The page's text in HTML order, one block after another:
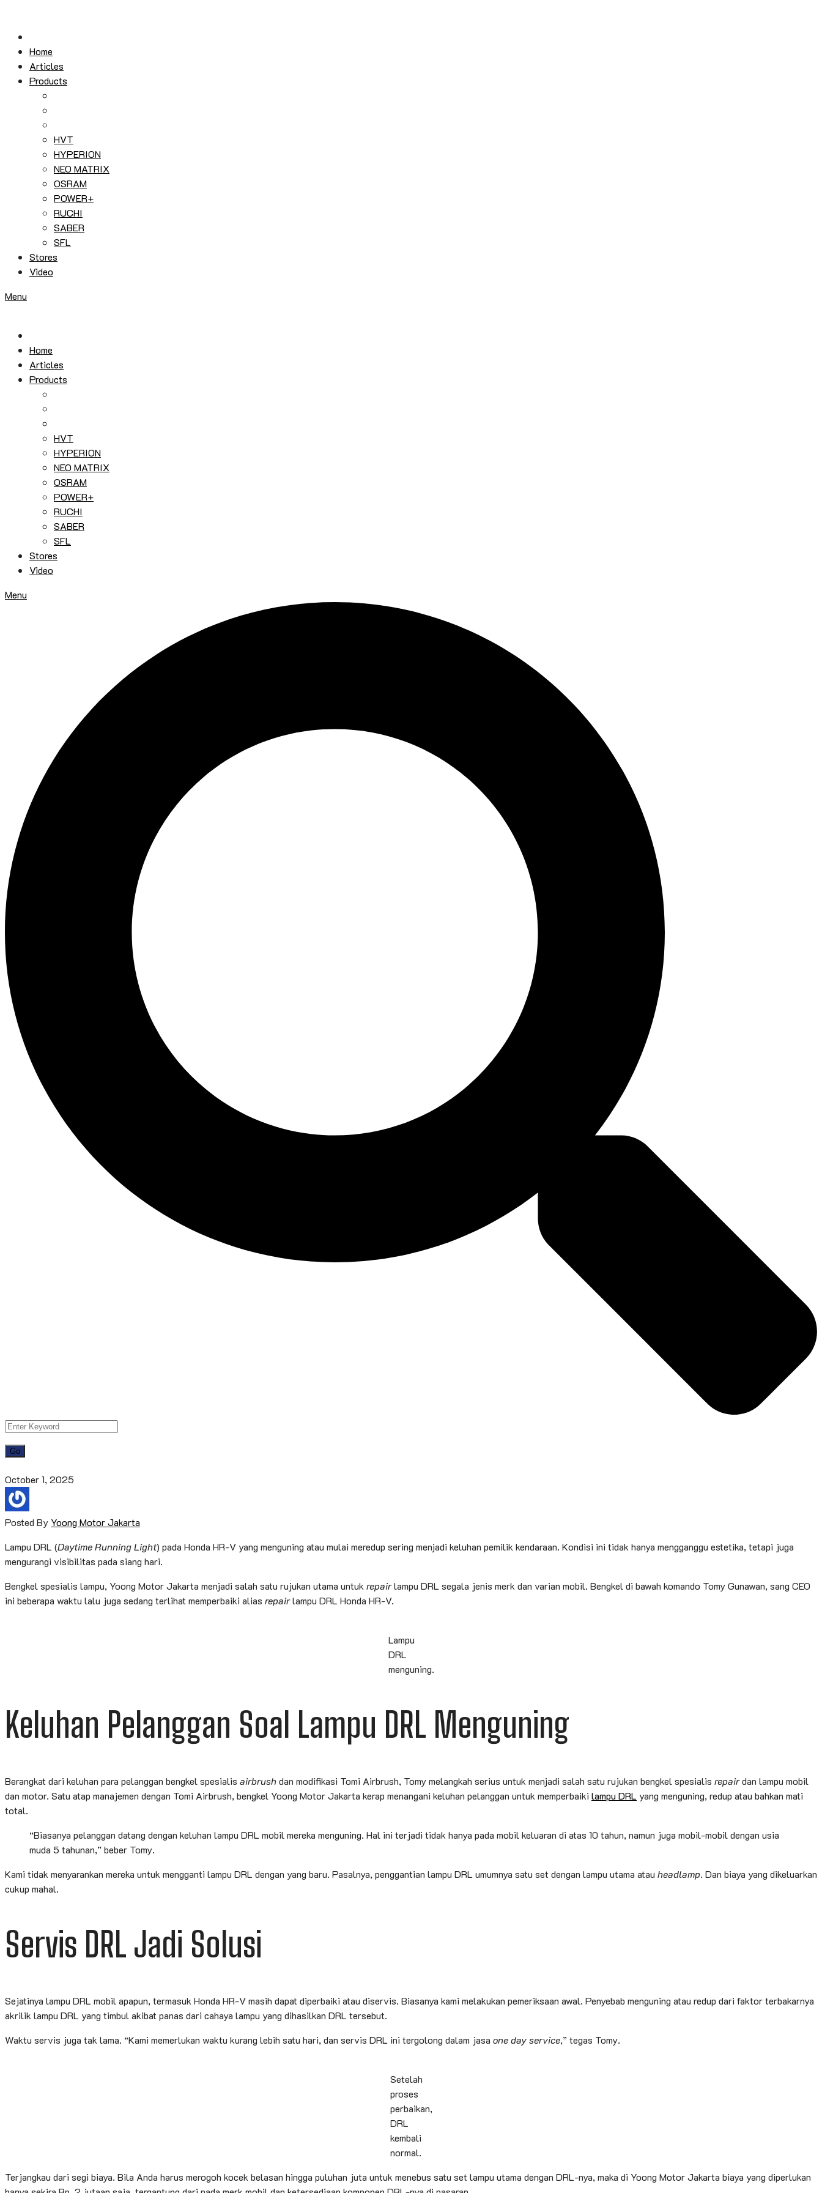
content
Home
Articles
Products
HVT
HYPERION
NEO MATRIX
OSRAM
POWER+
RUCHI
SABER
SFL
Stores
Video
Menu
Home
Articles
Products
HVT
HYPERION
NEO MATRIX
OSRAM
POWER+
RUCHI
SABER
SFL
Stores
Video
Menu
October 1, 2025
Posted By Yoong Motor Jakarta
Lampu DRL (Daytime Running Light) pada Honda HR-V yang menguning atau mulai meredup sering menjadi keluhan pemilik kendaraan. Kondisi ini tidak hanya mengganggu estetika, tetapi juga
mengurangi visibilitas pada siang hari.
Bengkel spesialis lampu, Yoong Motor Jakarta menjadi salah satu rujukan utama untuk repairlampu DRL segala jenis merk dan varian mobil. Bengkel di bawah komando Tomy Gunawan, sang CEO
ini beberapa waktu lalu juga sedang terlihat memperbaiki alias repairlampu DRL Honda HR-V.
Lampu
DRL
menguning.
Keluhan Pelanggan Soal Lampu DRL Menguning
Berangkat dari keluhan para pelanggan bengkel spesialis airbrushdan modifikasi Tomi Airbrush, Tomy melangkah serius untuk menjadi salah satu rujukan bengkel spesialis repairdan lampu mobil
dan motor. Satu atap manajemen dengan Tomi Airbrush, bengkel Yoong Motor Jakarta kerap menangani keluhan pelanggan untuk memperbaiki lampu DRL yang menguning, redup atau bahkan mati
total.
“Biasanya pelanggan datang dengan keluhan lampu DRL mobil mereka menguning. Hal ini terjadi tidak hanya pada mobil keluaran di atas 10 tahun, namun juga mobil-mobil dengan usia
muda 5 tahunan,” beber Tomy.
Kami tidak menyarankan mereka untuk mengganti lampu DRL dengan yang baru. Pasalnya, penggantian lampu DRL umumnya satu set dengan lampu utama atau headlamp. Dan biaya yang dikeluarkan
cukup mahal.
Servis DRL Jadi Solusi
Sejatinya lampu DRL mobil apapun, termasuk Honda HR-V masih dapat diperbaiki atau diservis. Biasanya kami melakukan pemeriksaan awal. Penyebab menguning atau redup dari faktor terbakarnya
akrilik lampu DRL yang timbul akibat panas dari cahaya lampu yang dihasilkan DRL tersebut.
Waktu servis juga tak lama. “Kami memerlukan waktu kurang lebih satu hari, dan servis DRL ini tergolong dalam jasa one day service,” tegas Tomy.
Setelah
proses
perbaikan,
DRL
kembali
normal.
Terjangkau dari segi biaya. Bila Anda harus merogoh kocek belasan hingga puluhan juta untuk menebus satu set lampu utama dengan DRL-nya, maka di Yoong Motor Jakarta biaya yang diperlukan